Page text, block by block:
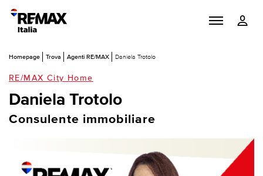
Homepage Trova Agenti RE/MAX Daniela Trotolo
RE/MAX City Home
Daniela Trotolo
Consulente immobiliare